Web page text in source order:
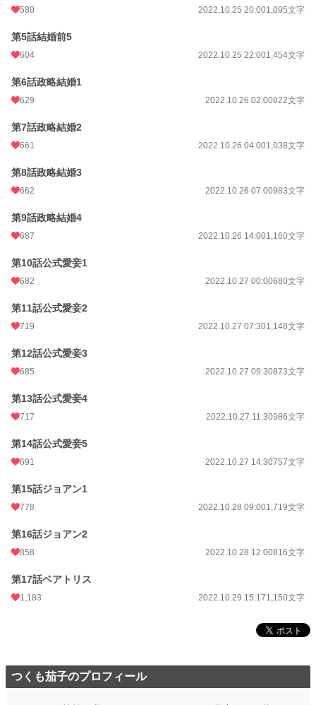
初回完結日時
週間ポイント 21,179 pt (418 位)
月間ポイント
年間ポイント 204,257 pt (3,042 位)
580 2022.10.25 20:001,095文字
第5話結婚前5
604 2022.10.25 22:001,454文字
第6話政略結婚1
629 2022.10.26 02:00822文字
第7話政略結婚2
661 2022.10.26 04:001,038文字
第8話政略結婚3
662 2022.10.26 07:00983文字
第9話政略結婚4
687 2022.10.26 14:001,160文字
第10話公式愛妾1
682 2022.10.27 00:00680文字
第11話公式愛妾2
719 2022.10.27 07:301,148文字
第12話公式愛妾3
685 2022.10.27 09:30873文字
第13話公式愛妾4
717 2022.10.27 11:30986文字
第14話公式愛妾5
691 2022.10.27 14:30757文字
第15話ジョアン1
778 2022.10.28 09:001,719文字
第16話ジョアン2
858 2022.10.28 12:00816文字
第17話ベアトリス
1,183 2022.10.29 15:171,150文字
つくも茄子のプロフィール